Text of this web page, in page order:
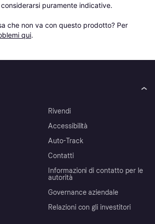
puramente indicative.
che non va con questo prodotto? Per
qui.
Rivendi
Accessibilità
Auto-Track
Contatti
Informazioni di contatto per le
autorità
Governance aziendale
Relazioni con gli investitori